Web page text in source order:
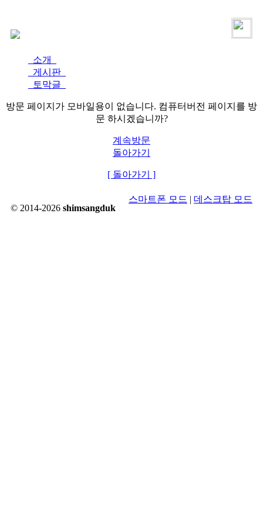
소개
게시판
토막글
방문 페이지가 모바일용이 없습니다. 컴퓨터버전 페이지를 방
문 하시겠습니까?
계속방문
돌아가기
[ 돌아가기 ]
© 2014-2026 shimsangduk
스마트폰 모드 | 데스크탑 모드